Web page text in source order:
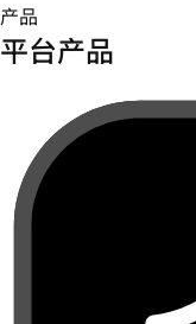
产品
平台产品